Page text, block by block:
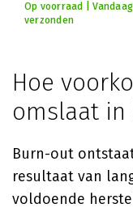
Op voorraad |
verzonden
Hoe
omslaat
Burn-out
resultaat van
voldoende